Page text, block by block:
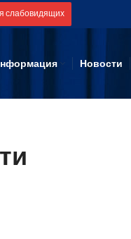
слабовидящих
Новости